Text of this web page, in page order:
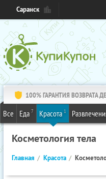
Саранск
100% ГАРАНТИЯ ВОЗВРАТА
Все Еда 7 Красота 1
Косметология тела
Главная Красота